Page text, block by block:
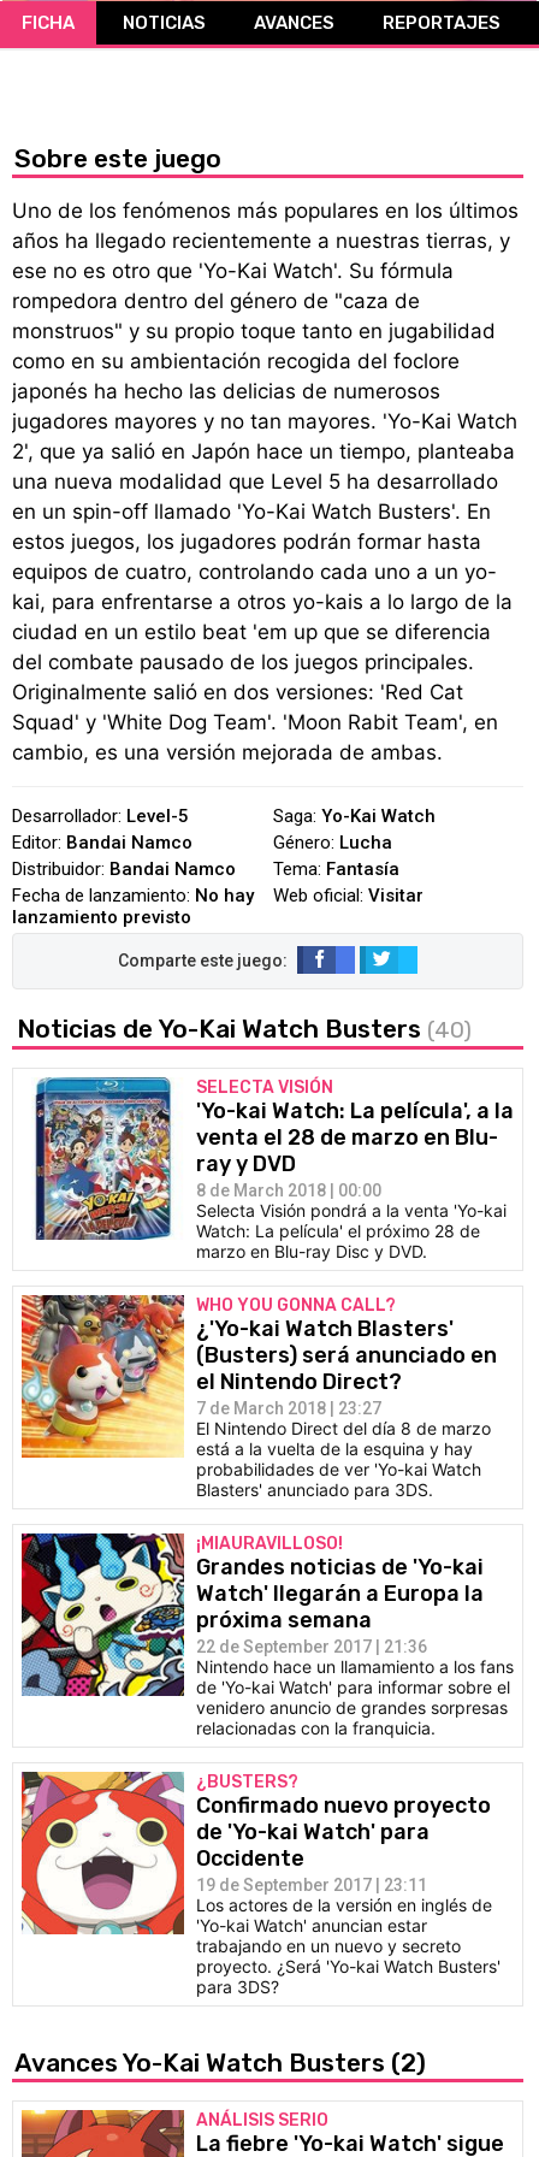
CÓMICS
FICHA NOTICIAS AVANCES REPORTAJES
Sobre este juego
Uno de los fenómenos más populares en los últimos
años ha llegado recientemente a nuestras tierras, y
ese no es otro que 'Yo-Kai Watch'. Su fórmula
rompedora dentro del género de "caza de
monstruos" y su propio toque tanto en jugabilidad
como en su ambientación recogida del foclore
japonés ha hecho las delicias de numerosos
jugadores mayores y no tan mayores. 'Yo-Kai Watch
2', que ya salió en Japón hace un tiempo, planteaba
una nueva modalidad que Level 5 ha desarrollado
en un spin-off llamado 'Yo-Kai Watch Busters'. En
estos juegos, los jugadores podrán formar hasta
equipos de cuatro, controlando cada uno a un yo-
kai, para enfrentarse a otros yo-kais a lo largo de la
ciudad en un estilo beat 'em up que se diferencia
del combate pausado de los juegos principales.
Originalmente salió en dos versiones: 'Red Cat
Squad' y 'White Dog Team'. 'Moon Rabit Team', en
cambio, es una versión mejorada de ambas.
Desarrollador: Level-5
Editor: Bandai Namco
Distribuidor: Bandai Namco
Fecha de lanzamiento: No hay
lanzamiento previsto
Saga: Yo-Kai Watch
Género: Lucha
Tema: Fantasía
Web oficial: Visitar
Noticias de Yo-Kai Watch Busters (40)
SELECTA VISIÓN
'Yo-kai Watch: La película', a la
venta el 28 de marzo en Blu-
ray y DVD
8 de March 2018 | 00:00
Selecta Visión pondrá a la venta 'Yo-kai
Watch: La película' el próximo 28 de
marzo en Blu-ray Disc y DVD.
WHO YOU GONNA CALL?
¿'Yo-kai Watch Blasters'
(Busters) será anunciado en
el Nintendo Direct?
7 de March 2018 | 23:27
El Nintendo Direct del día 8 de marzo
está a la vuelta de la esquina y hay
probabilidades de ver 'Yo-kai Watch
Blasters' anunciado para 3DS.
¡MIAURAVILLOSO!
Grandes noticias de 'Yo-kai
Watch' llegarán a Europa la
próxima semana
22 de September 2017 | 21:36
Nintendo hace un llamamiento a los fans
de 'Yo-kai Watch' para informar sobre el
venidero anuncio de grandes sorpresas
relacionadas con la franquicia.
¿BUSTERS?
Confirmado nuevo proyecto
de 'Yo-kai Watch' para
Occidente
19 de September 2017 | 23:11
Los actores de la versión en inglés de
'Yo-kai Watch' anuncian estar
trabajando en un nuevo y secreto
proyecto. ¿Será 'Yo-kai Watch Busters'
para 3DS?
Avances Yo-Kai Watch Busters (2)
ANÁLISIS SERIO
La fiebre 'Yo-kai Watch' sigue